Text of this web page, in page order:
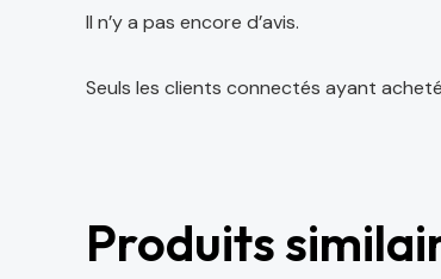
Il n’y a pas encore d’avis.
Seuls les clients connectés ayant
Produits